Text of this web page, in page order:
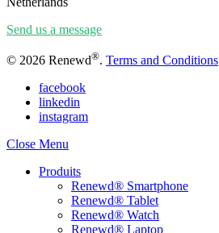
Send us a message
© 2026 Renewd®. Terms and Conditions
facebook
linkedin
instagram
Close Menu
Produits
Renewd® Smartphone
Renewd® Tablet
Renewd® Watch
Renewd® Laptop